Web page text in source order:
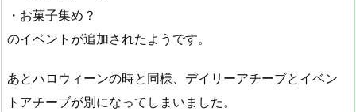
・お菓子集め？
のイベントが追加されたようです。
あとハロウィーンの時と同様、デイリーアチーブとイベン
トアチーブが別になってしまいました。